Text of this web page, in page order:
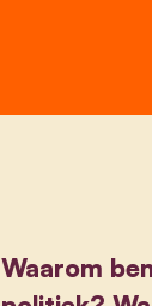
Waarom